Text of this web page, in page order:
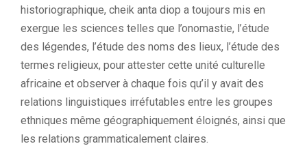
historiographique, cheik anta diop a toujours mis en
exergue les sciences telles que l’onomastie, l’étude
des légendes, l’étude des noms des lieux, l’étude des
termes religieux, pour attester cette unité culturelle
africaine et observer à chaque fois qu’il y avait des
relations linguistiques irréfutables entre les groupes
ethniques même géographiquement éloignés, ainsi que
les relations grammaticalement claires.